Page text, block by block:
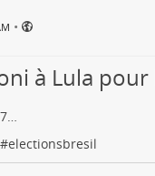
•
à Lula
#electionsbresil